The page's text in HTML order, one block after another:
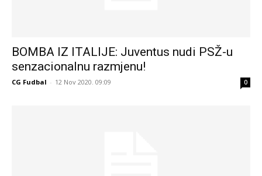
BOMBA IZ ITALIJE: Juventus nudi PSŽ-u
senzacionalnu razmjenu!
CG Fudbal - 12 Nov 2020. 09:09 0